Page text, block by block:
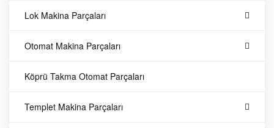
ç
a
K
Lok Makina Parçaları
Otomat Makina Parçaları
Köprü Takma Otomat Parçaları
Templet Makina Parçaları